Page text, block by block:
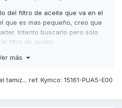
del filtro de aceite que va en el
que es mas pequeño, creo que
Intento buscarlo pero solo
filtro de aceite.
concretamente ese tornillo?
más
ref. Kymco: 15161-PUA5-E00